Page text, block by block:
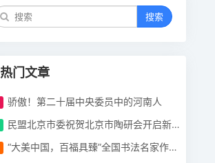
搜索
热门文章
骄傲！第二十届中央委员中的河南人
民盟北京市委祝贺北京市陶研会开启新篇章
“大美中国，百福具臻”全国书法名家作品展开幕